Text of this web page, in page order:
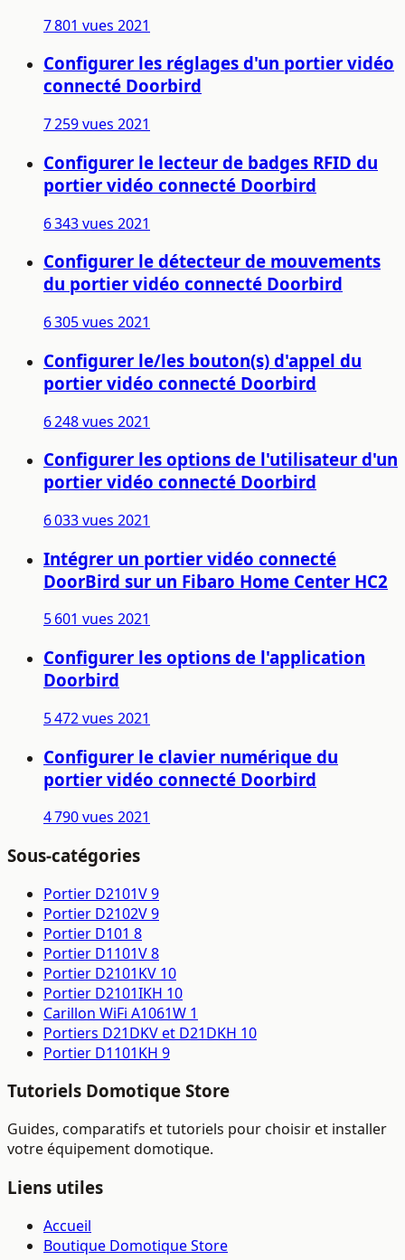
7 801 vues 2021
Configurer les réglages d'un portier vidéo
connecté Doorbird
7 259 vues 2021
Configurer le lecteur de badges RFID du
portier vidéo connecté Doorbird
6 343 vues 2021
Configurer le détecteur de mouvements
du portier vidéo connecté Doorbird
6 305 vues 2021
Configurer le/les bouton(s) d'appel du
portier vidéo connecté Doorbird
6 248 vues 2021
Configurer les options de l'utilisateur d'un
portier vidéo connecté Doorbird
6 033 vues 2021
Intégrer un portier vidéo connecté
DoorBird sur un Fibaro Home Center HC2
5 601 vues 2021
Configurer les options de l'application
Doorbird
5 472 vues 2021
Configurer le clavier numérique du
portier vidéo connecté Doorbird
4 790 vues 2021
Sous-catégories
Portier D2101V9
Portier D2102V9
Portier D101 8
Portier D1101V8
Portier D2101KV 10
Portier D2101IKH 10
Carillon WiFi A1061W 1
Portiers D21DKV et D21DKH 10
Portier D1101KH 9
Tutoriels Domotique Store
Guides, comparatifs et tutoriels pour choisir et installer
votre équipement domotique.
Liens utiles
Accueil
Boutique Domotique Store